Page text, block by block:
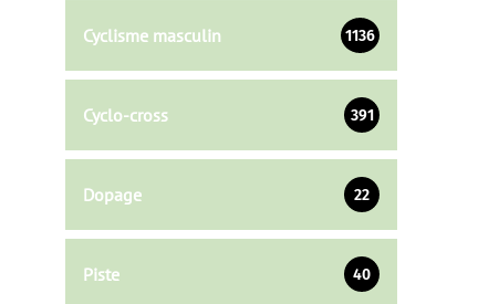
Cyclisme masculin 1136
Cyclo-cross 391
Dopage 22
Piste 40